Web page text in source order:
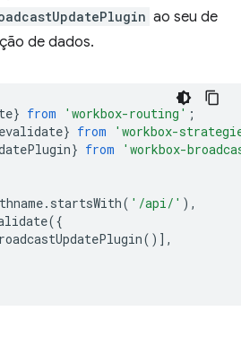
ao seu de
de dados.
} from 'workbox-routing' ;
} from
'workbox-
} from 'workbox-
. startsWith( '/api/' ),
({
()],